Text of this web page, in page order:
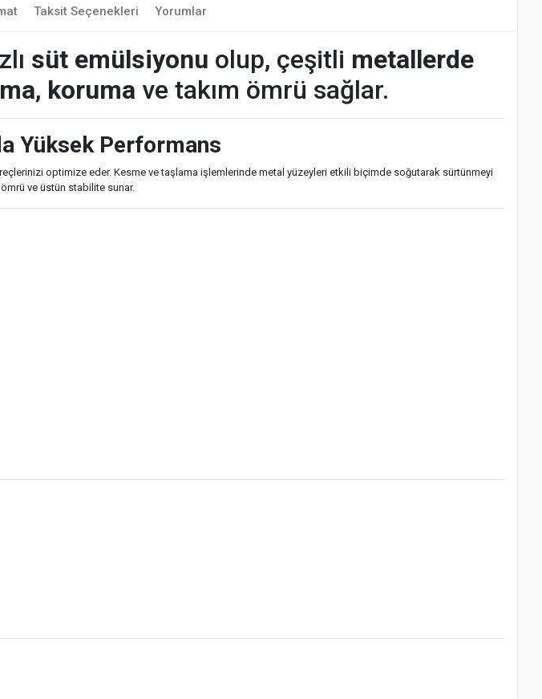
Taksit Seçenekleri Yorumlar
süt emülsiyonu olup, çeşitli metallerde
, koruma ve takım ömrü sağlar.
Yüksek Performans
optimize eder. Kesme ve taşlama işlemlerinde metal yüzeyleri etkili biçimde soğutarak sürtünmeyi
ömrü ve üstün stabilite sunar.